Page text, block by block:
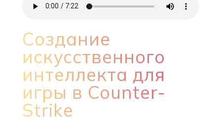
Создание
искусственного
интеллекта для
игры в Counter-
Strike